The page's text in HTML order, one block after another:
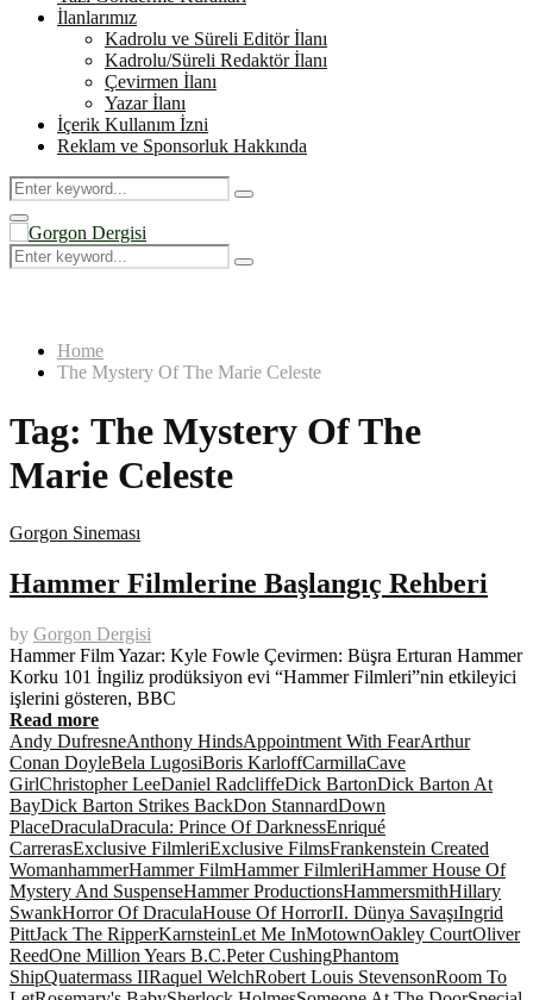
İlanlarımız
Kadrolu ve Süreli Editör İlanı
Kadrolu/Süreli Redaktör İlanı
Çevirmen İlanı
Yazar İlanı
İçerik Kullanım İzni
Reklam ve Sponsorluk Hakkında
Search
for:
Search
Primary
Menu
Search
for:
Search
Home
The Mystery Of The Marie Celeste
Tag: The Mystery Of The
Marie Celeste
Gorgon Sineması
Hammer Filmlerine Başlangıç Rehberi
by Gorgon Dergisi
Hammer Film Yazar: Kyle Fowle Çevirmen: Büşra Erturan Hammer
Korku 101 İngiliz prodüksiyon evi “Hammer Filmleri”nin etkileyici
işlerini gösteren, BBC
Read more
Andy DufresneAnthony HindsAppointment With FearArthur
Conan DoyleBela LugosiBoris KarloffCarmillaCave
GirlChristopher LeeDaniel RadcliffeDick BartonDick Barton At
BayDick Barton Strikes BackDon StannardDown
PlaceDraculaDracula: Prince Of DarknessEnriqué
CarrerasExclusive FilmleriExclusive FilmsFrankenstein Created
WomanhammerHammer FilmHammer FilmleriHammer House Of
Mystery And SuspenseHammer ProductionsHammersmithHillary
SwankHorror Of DraculaHouse Of HorrorII. Dünya SavaşıIngrid
PittJack The RipperKarnsteinLet Me InMotownOakley CourtOliver
ReedOne Million Years B.C.Peter CushingPhantom
ShipQuatermass IIRaquel WelchRobert Louis StevensonRoom To